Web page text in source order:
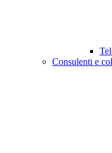
Consulenti e